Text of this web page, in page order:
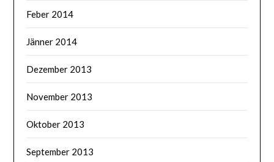
Feber 2014
Jänner 2014
Dezember 2013
November 2013
Oktober 2013
September 2013